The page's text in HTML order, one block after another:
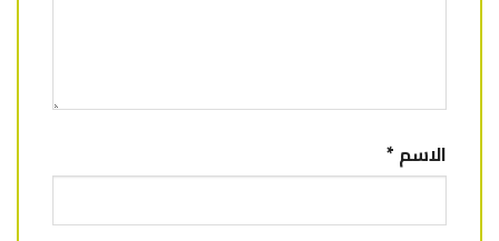
الاسم*